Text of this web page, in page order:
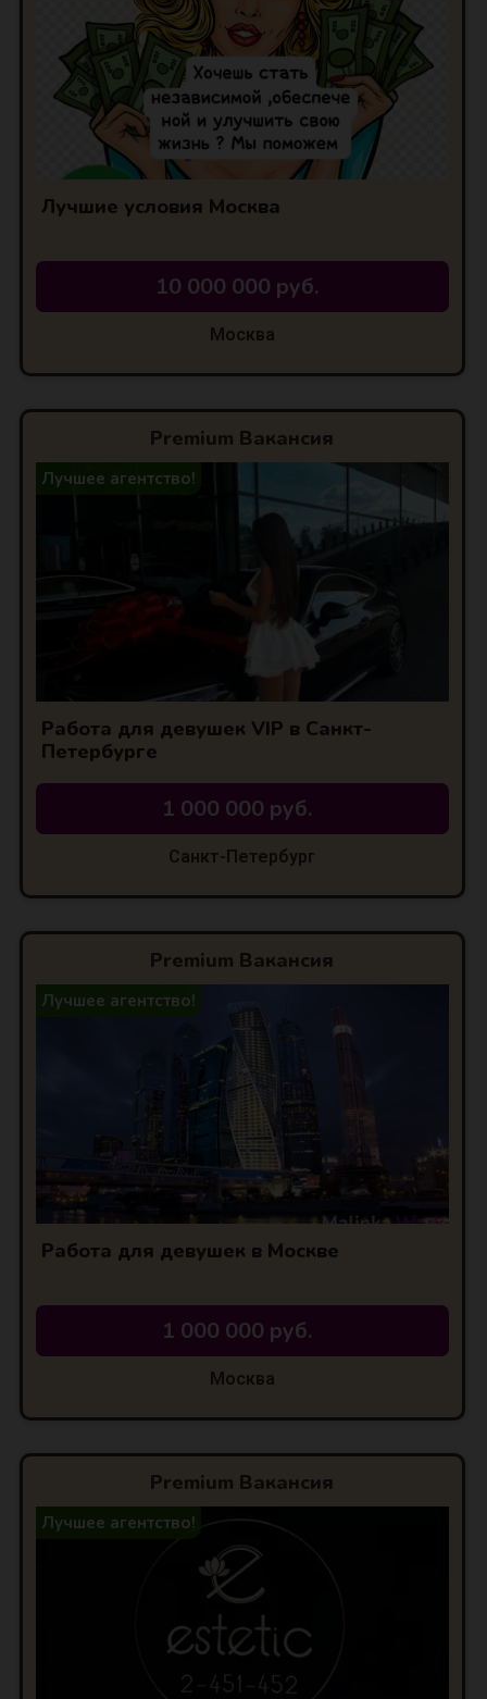
Лучшие условия Москва
10 000 000 руб.
Москва
Premium Вакансия
Лучшее агентство!
Работа для девушек VIP в Санкт-
Петербурге
1 000 000 руб.
Санкт-Петербург
Premium Вакансия
Лучшее агентство!
Работа для девушек в Москве
1 000 000 руб.
Москва
Premium Вакансия
Лучшее агентство!